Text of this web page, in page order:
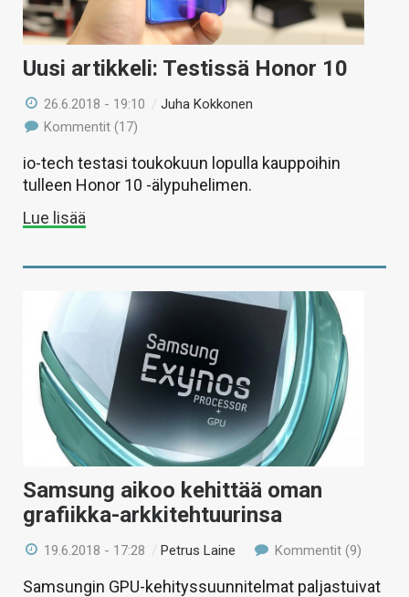
Uusi artikkeli: Testissä Honor 10
26.6.2018 - 19:10 /Juha Kokkonen
Kommentit (17)
io-tech testasi toukokuun lopulla kauppoihin
tulleen Honor 10 -älypuhelimen.
Lue lisää
Samsung aikoo kehittää oman
grafiikka-arkkitehtuurinsa
19.6.2018 - 17:28 /Petrus Laine Kommentit (9)
Samsungin GPU-kehityssuunnitelmat paljastuivat